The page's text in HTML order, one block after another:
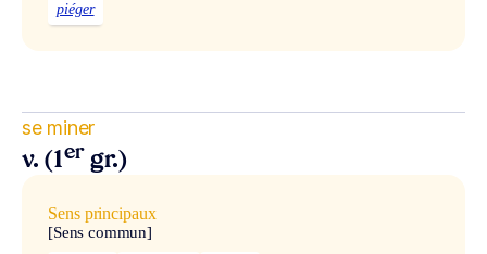
piéger
se miner
v. (1er gr.)
Sens principaux
[Sens commun]